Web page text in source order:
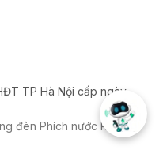
TP Hà Nội cấp ngày
đèn Phích nước Rạng